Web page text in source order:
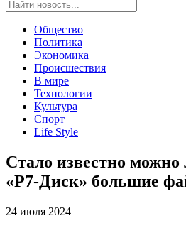
Общество
Политика
Экономика
Происшествия
В мире
Технологии
Культура
Спорт
Life Style
Стало известно можно
«Р7-Диск» большие
24 июля 2024